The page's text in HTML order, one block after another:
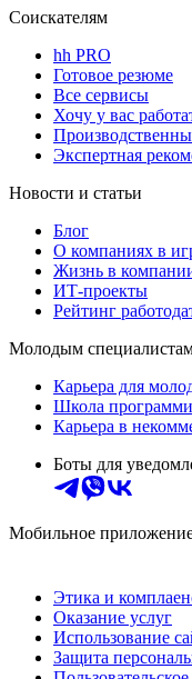
Соискателям
hh PRO
Готовое резюме
Все сервисы
Хочу у вас
Экспертная
Новости и статьи
Блог
О компаниях в
Жизнь в
ИТ-проекты
Рейтинг
Молодым
Карьера для
Школа
Карьера в
Боты для
Мобильное
Этика и
Оказание услуг
Использование
Защита